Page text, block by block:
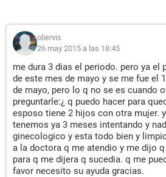
oliervis
26 may 2015 a las 18:45
me dura 3 dias el periodo. pero ya el
de este mes de mayo y se me fue el
de mayo, pero lo q no se es cuando
preguntarle:¿ q puedo hacer para
esposo tiene 2 hijos con otra mujer.
tenemos ya 3 meses intentando y
ginecologico y esta todo bien y
a la doctora q me atendio y me dijo
para q me dijera q sucedia. q me
favor necesito su ayuda gracias.